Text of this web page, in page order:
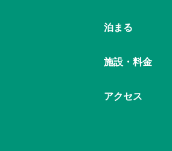
泊まる
施設・料金
アクセス